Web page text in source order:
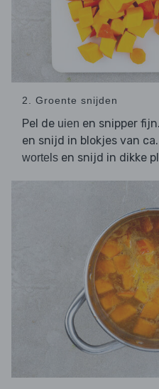
2. Groente snijden
Pel de uien en snipper
en snijd in blokjes van
wortels en snijd in dikke